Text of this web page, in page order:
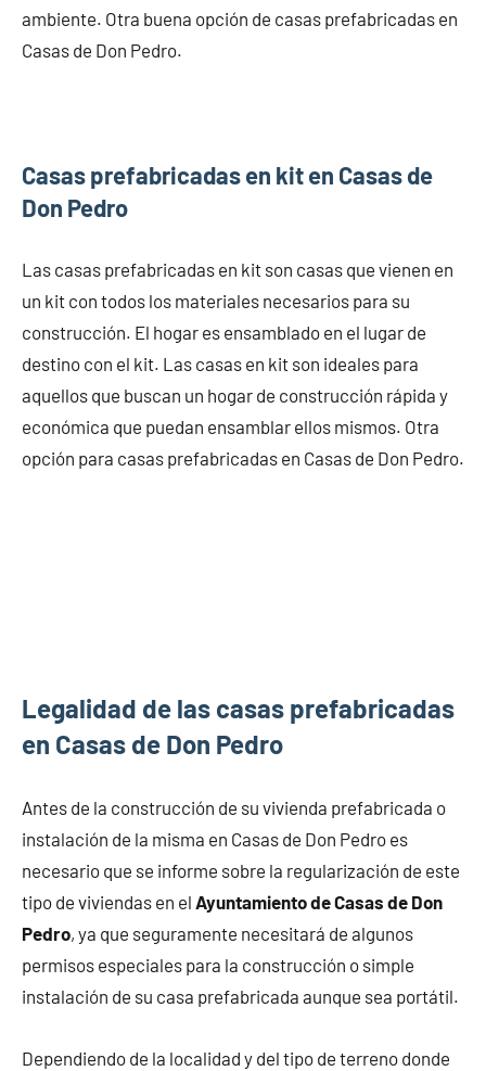
ambiente. Otra buena opción de casas prefabricadas en
Casas de Don Pedro.
Casas prefabricadas en kit en Casas de
Don Pedro
Las casas prefabricadas en kit son casas que vienen en
un kit con todos los materiales necesarios para su
construcción. El hogar es ensamblado en el lugar de
destino con el kit. Las casas en kit son ideales para
aquellos que buscan un hogar de construcción rápida y
económica que puedan ensamblar ellos mismos. Otra
opción para casas prefabricadas en Casas de Don Pedro.
Legalidad de las casas prefabricadas
en Casas de Don Pedro
Antes de la construcción de su vivienda prefabricada o
instalación de la misma en Casas de Don Pedro es
necesario que se informe sobre la regularización de este
tipo de viviendas en el Ayuntamiento de Casas de Don
Pedro, ya que seguramente necesitará de algunos
permisos especiales para la construcción o simple
instalación de su casa prefabricada aunque sea portátil.
Dependiendo de la localidad y del tipo de terreno donde